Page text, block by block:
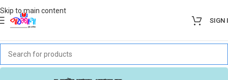
Skip to main content
SIGN